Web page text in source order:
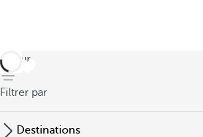
retour
Filtrer par
Destinations